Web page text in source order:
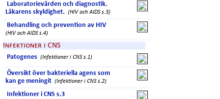
Laboratorievärden och diagnostik.
Läkarens skyldighet. (HIV och AIDS s.3)
Behandling och prevention av HIV
(HIV och AIDS s.4)
Infektioner i CNS
Patogenes (Infektioner i CNS s.1)
Översikt över bakteriella agens som
kan ge meningit (Infektioner i CNS s.2)
Infektioner i CNS s.3